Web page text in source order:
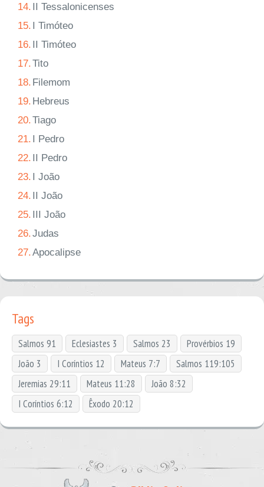
14. II Tessalonicenses
15. I Timóteo
16. II Timóteo
17.Tito
18. Filemom
19. Hebreus
20.Tiago
21. I Pedro
22. II Pedro
23. I João
24. II João
25. III João
26.Judas
27.Apocalipse
Tags
Salmos 91 Eclesiastes 3 Salmos 23
Provérbios 19
João 3
I Coríntios 12 Mateus 7:7
Salmos 119:105
Jeremias 29:11
Mateus 11:28
João 8:32
I Coríntios 6:12
Êxodo 20:12